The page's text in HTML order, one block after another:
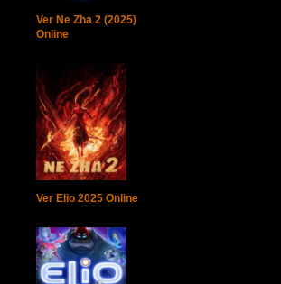
Ver Ne Zha 2 (2025)
Online
Ver Elio 2025 Online